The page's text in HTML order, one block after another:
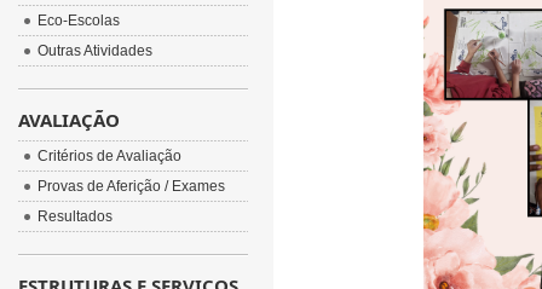
Eco-Escolas
Outras Atividades
AVALIAÇÃO
Critérios de Avaliação
Provas de Aferição / Exames
Resultados